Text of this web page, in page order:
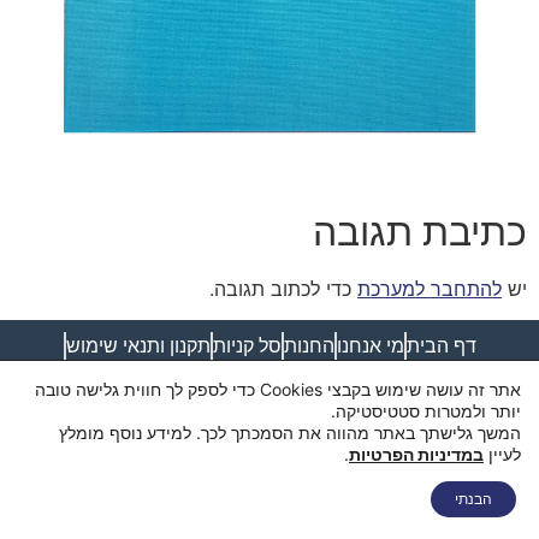
כתיבת תגובה
יש להתחבר למערכת כדי לכתוב תגובה.
דף הביתמי אנחנו החנותסל קניותתקנון ותנאי שימוש
אתר זה עושה שימוש בקבצי Cookies כדי לספק לך חווית גלישה טובה
יותר ולמטרות סטטיסטיקה.
המשך גלישתך באתר מהווה את הסמכתך לכך. למידע נוסף מומלץ
לעיין במדיניות הפרטיות.
הבנתי